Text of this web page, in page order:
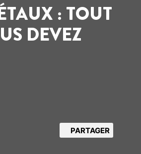
: TOUT
DEVEZ
PARTAGER